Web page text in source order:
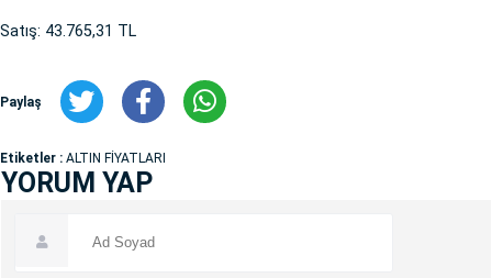
Satış: 43.765,31 TL
Paylaş
Etiketler : ALTIN FİYATLARI
YORUM YAP